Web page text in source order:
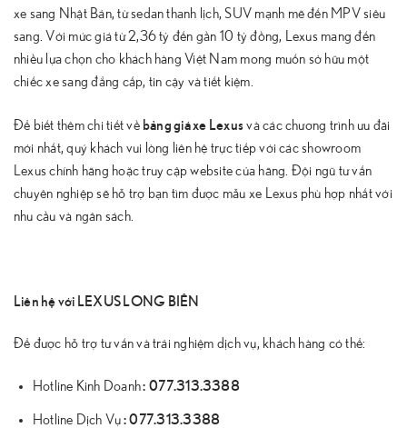
xe sang Nhật Bản, từ sedan thanh lịch, SUV mạnh mẽ đến MPV siêu
sang. Với mức giá từ 2,36 tỷ đến gần 10 tỷ đồng, Lexus mang đến
nhiều lựa chọn cho khách hàng Việt Nam mong muốn sở hữu một
chiếc xe sang đẳng cấp, tin cậy và tiết kiệm.
Để biết thêm chi tiết về bảng giá xe Lexusvà các chương trình ưu đãi
mới nhất, quý khách vui lòng liên hệ trực tiếp với các showroom
Lexus chính hãng hoặc truy cập website của hãng. Đội ngũ tư vấn
chuyên nghiệp sẽ hỗ trợ bạn tìm được mẫu xe Lexus phù hợp nhất với
nhu cầu và ngân sách.
Liên hệ với LEXUS LONG BIÊN
Để được hỗ trợ tư vấn và trải nghiệm dịch vụ, khách hàng có thể:
Hotline Kinh Doanh:077.313.3388
Hotline Dịch Vụ:077.313.3388